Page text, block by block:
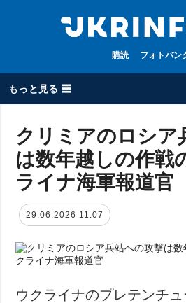
購読 フォトバン
もっと見る ☰
全てのトピック
戦争
政治
経済・復興
防衛
社会・文化
クリミアのロシア
は数年越しの作戦
ライナ海軍報道官
29.06.2026 11:07
ウクライナのプレテンチ